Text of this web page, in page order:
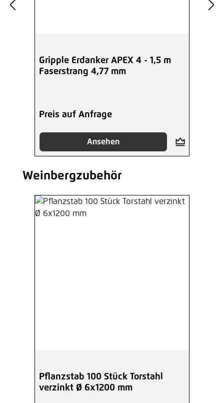
Gripple Erdanker APEX 4 - 1,5 m
Faserstrang 4,77 mm
Preis auf Anfrage
Ansehen
Produktgalerie überspringen
Weinbergzubehör
Pflanzstab 100 Stück Torstahl
verzinkt Ø 6x1200 mm